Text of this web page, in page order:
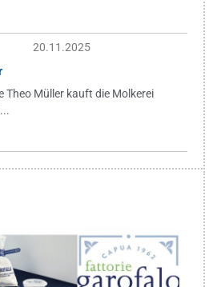
20.11.2025
Theo Müller kauft die Molkerei